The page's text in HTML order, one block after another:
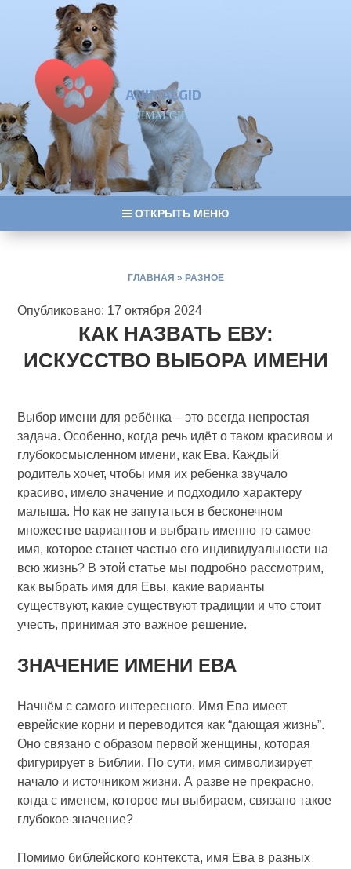
ANIMALGID
ANIMALGID
ОТКРЫТЬ МЕНЮ
ГЛАВНАЯ » РАЗНОЕ
Опубликовано: 17 октября 2024
КАК НАЗВАТЬ ЕВУ:
ИСКУССТВО ВЫБОРА ИМЕНИ
Выбор имени для ребёнка – это всегда непростая
задача. Особенно, когда речь идёт о таком красивом и
глубокосмысленном имени, как Ева. Каждый
родитель хочет, чтобы имя их ребенка звучало
красиво, имело значение и подходило характеру
малыша. Но как не запутаться в бесконечном
множестве вариантов и выбрать именно то самое
имя, которое станет частью его индивидуальности на
всю жизнь? В этой статье мы подробно рассмотрим,
как выбрать имя для Евы, какие варианты
существуют, какие существуют традиции и что стоит
учесть, принимая это важное решение.
ЗНАЧЕНИЕ ИМЕНИ ЕВА
Начнём с самого интересного. Имя Ева имеет
еврейские корни и переводится как “дающая жизнь”.
Оно связано с образом первой женщины, которая
фигурирует в Библии. По сути, имя символизирует
начало и источником жизни. А разве не прекрасно,
когда с именем, которое мы выбираем, связано такое
глубокое значение?
Помимо библейского контекста, имя Ева в разных